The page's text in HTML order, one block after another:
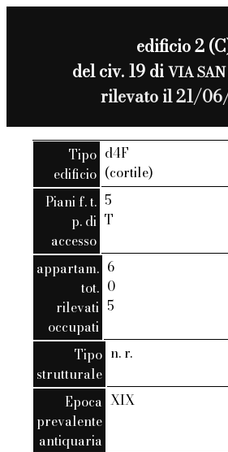
edificio 2
del civ. 19 diVIA
rilevato il 21/
Tipo
edificio
d4F
(cortile)
Piani f. t.
p. di
accesso
5
T
appartam.
tot.
rilevati
occupati
6
0
5
Tipo
strutturale
n. r.
Epoca
prevalente
antiquaria
XIX